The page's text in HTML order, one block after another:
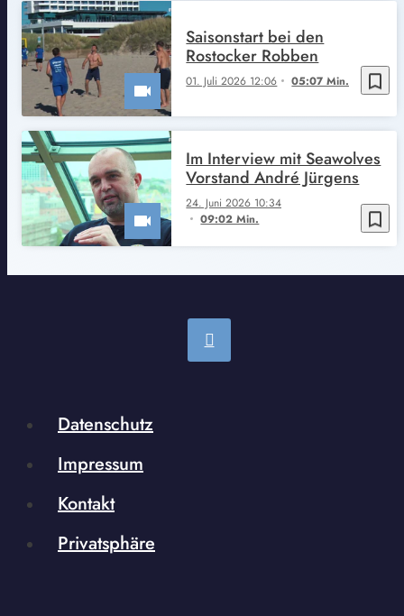
bookmark_border
01. Juli 2026 12:06 05:07 Min.
Saisonstart bei den
Rostocker Robben
bookmark_border
24. Juni 2026 10:34
09:02 Min.
Im Interview mit Seawolves
Vorstand André Jürgens
Datenschutz
Impressum
Kontakt
Privatsphäre